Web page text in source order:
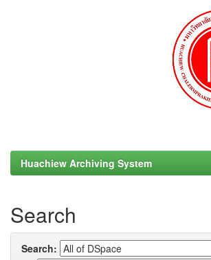
Huachiew Archiving System
Search
Search: